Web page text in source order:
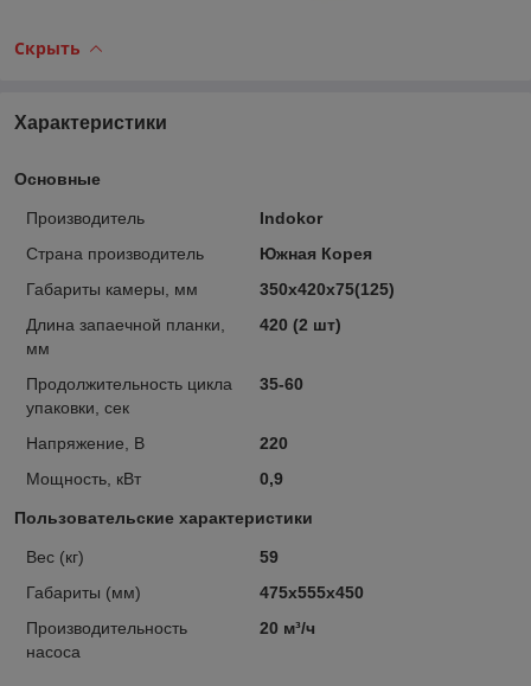
Скрыть
Характеристики
Основные
Производитель
Indokor
Страна производитель
Южная Корея
Габариты камеры, мм
350х420х75(125)
Длина запаечной планки,
мм
420 (2 шт)
Продолжительность цикла
упаковки, сек
35-60
Напряжение, В
220
Мощность, кВт
0,9
Пользовательские характеристики
Вес (кг)
59
Габариты (мм)
475х555х450
Производительность
насоса
20 м³/ч